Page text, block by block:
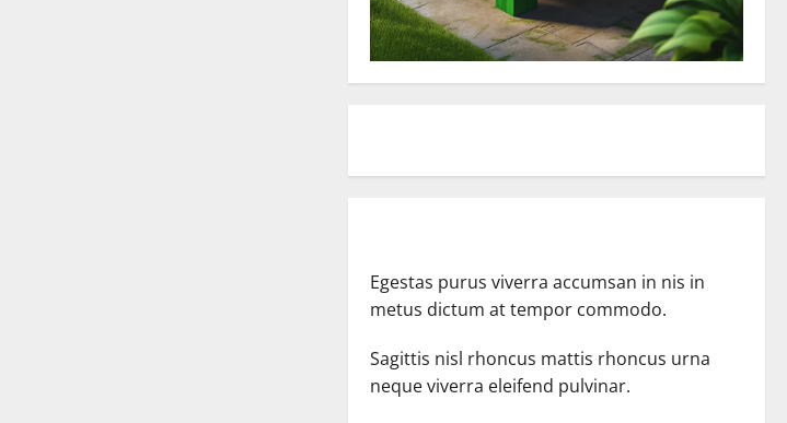
Egestas purus viverra accumsan in nis in
metus dictum at tempor commodo.
Sagittis nisl rhoncus mattis rhoncus urna
neque viverra eleifend pulvinar.